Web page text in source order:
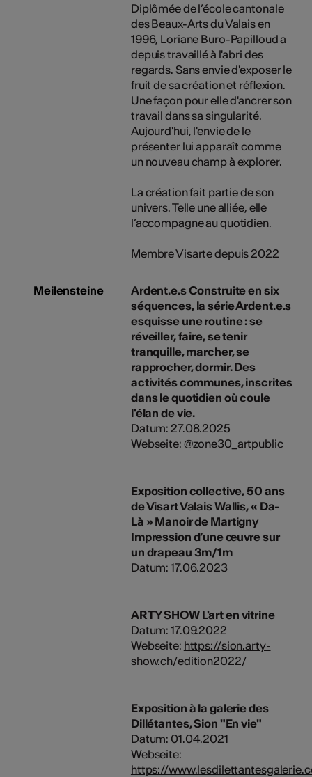
Diplômée de l’école cantonale
des Beaux-Arts du Valais en
1996, Loriane Buro-Papilloud a
depuis travaillé à l'abri des
regards. Sans envie d'exposer le
fruit de sa création et réflexion.
Une façon pour elle d'ancrer son
travail dans sa singularité.
Aujourd'hui, l'envie de le
présenter lui apparaît comme
un nouveau champ à explorer.
La création fait partie de son
univers. Telle une alliée, elle
l’accompagne au quotidien.
Membre Visarte depuis 2022
Meilensteine
Ardent.e.s Construite en six
séquences, la série Ardent.e.s
esquisse une routine : se
réveiller, faire, se tenir
tranquille, marcher, se
rapprocher, dormir. Des
activités communes, inscrites
dans le quotidien où coule
l'élan de vie.
Datum: 27.08.2025
Webseite: @zone30_artpublic
Exposition collective, 50 ans
de Visart Valais Wallis, « Da-
Là » Manoir de Martigny
Impression d’une œuvre sur
un drapeau 3m/1m
Datum: 17.06.2023
ARTY SHOW L'art en vitrine
Datum: 17.09.2022
Webseite: https://sion.arty-
show.ch/edition2022/
Exposition à la galerie des
Dillétantes, Sion "En vie"
Datum: 01.04.2021
Webseite:
https://